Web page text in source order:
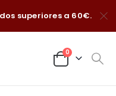
superiores a 60€.
0